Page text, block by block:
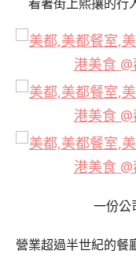
一份公
營業超過半世紀的餐